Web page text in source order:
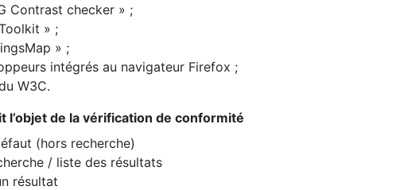
Contrast checker » ;
» ;
» ;
intégrés au navigateur Firefox ;
W3C.
l’objet de la vérification de conformité
(hors recherche)
/ liste des résultats
résultat